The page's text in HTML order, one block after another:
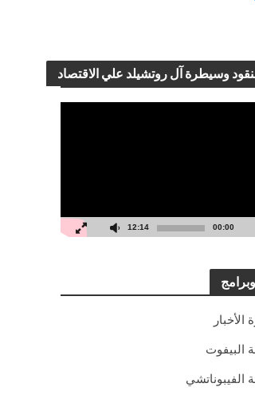
وسيطرة آل روتشيلد علي الاقتصاد
00:00
12:14
الأخبار
البيفوت
الفيبوناتشي